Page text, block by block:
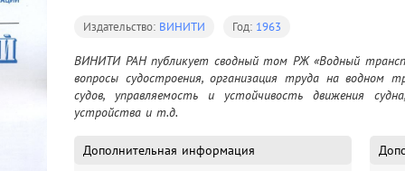
Издательство: ВИНИТИ Год: 1963
ВИНИТИ РАН публикует сводный том РЖ «Водный
вопросы судостроения, организация труда на водном
судов, управляемость и устойчивость движения
устройства и т.д.
Дополнительная информация